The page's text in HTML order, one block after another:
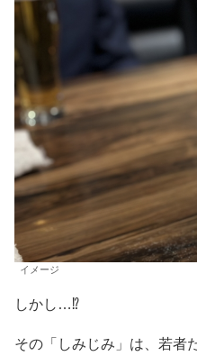
イメージ
しかし…⁉
その「しみじみ」は、若者